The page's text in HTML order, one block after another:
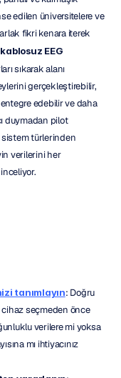
edilen üniversitelere ve
fikri kenara iterek
EEG
sıkarak alanı
gerçekleştirebilir,
edebilir ve daha
duymadan pilot
sistem türlerinden
verilerini her
tanımlayın: Doğru
seçmeden önce
verilere mi yoksa
mı ihtiyacınız